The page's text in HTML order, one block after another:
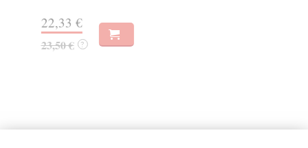
22,33 €
23,50 € ?